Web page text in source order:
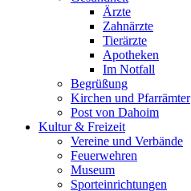
Ärzte
Zahnärzte
Tierärzte
Apotheken
Im Notfall
Begrüßung
Kirchen und Pfarrämter
Post von Dahoim
Kultur & Freizeit
Vereine und Verbände
Feuerwehren
Museum
Sporteinrichtungen